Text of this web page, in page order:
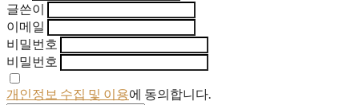
글쓴이
이메일
비밀번호
비밀번호
개인정보 수집 및 이용에 동의합니다.